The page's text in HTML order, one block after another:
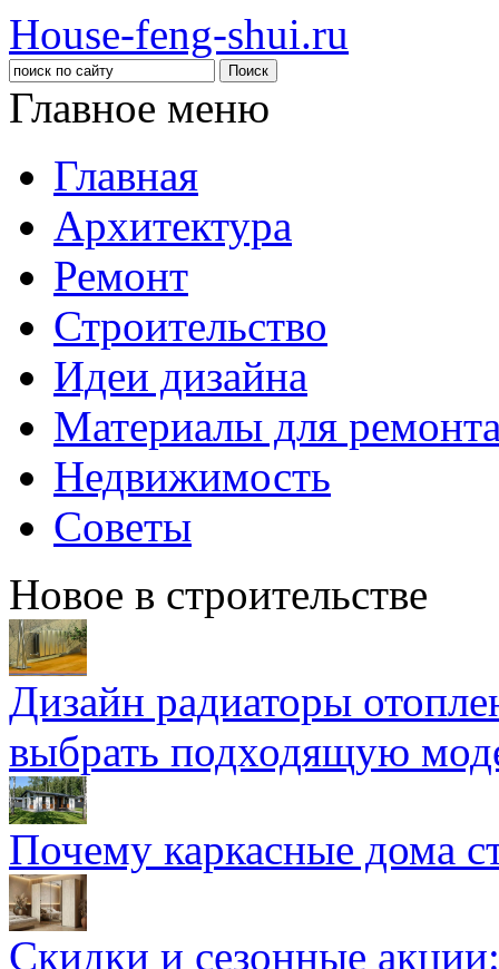
House-feng-shui.ru
Главное меню
Главная
Архитектура
Ремонт
Строительство
Идеи дизайна
Материалы для
Недвижимость
Советы
Новое в строительстве
Дизайн радиаторы
выбрать подходящую
Почему каркасные дома
Скидки и сезонные